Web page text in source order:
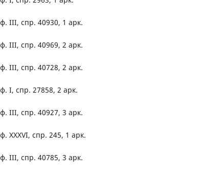
III, спр. 40930, 1 арк.
III, спр. 40969, 2 арк.
III, спр. 40728, 2 арк.
I, спр. 27858, 2 арк.
III, спр. 40927, 3 арк.
XXXVI, спр. 245, 1 арк.
III, спр. 40785, 3 арк.